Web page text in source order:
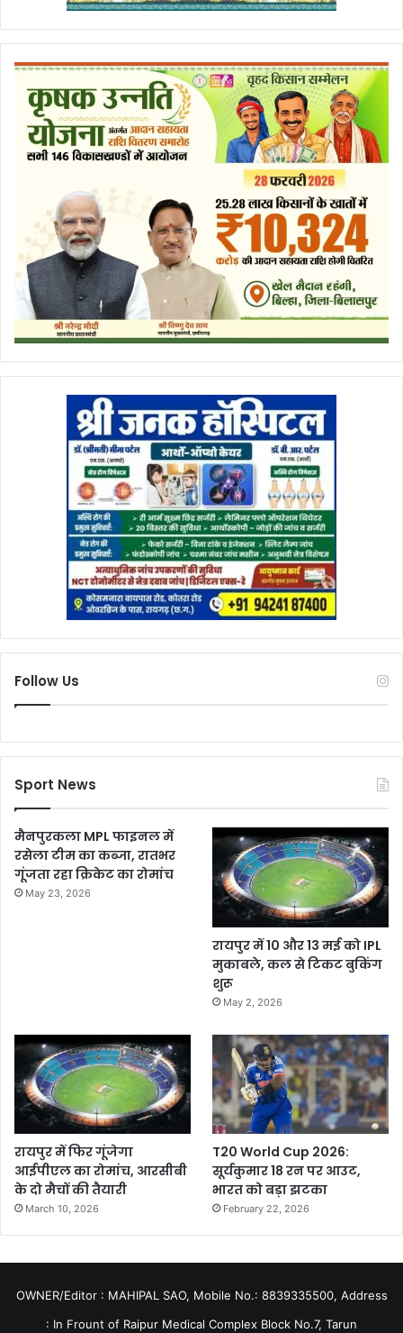
Follow Us
Sport News
मैनपुरकला MPL फाइनल में
रसेला टीम का कब्जा, रातभर
गूंजता रहा क्रिकेट का रोमांच
May 23, 2026
रायपुर में 10 और 13 मई को IPL
मुकाबले, कल से टिकट बुकिंग
शुरू
May 2, 2026
रायपुर में फिर गूंजेगा
आईपीएल का रोमांच, आरसीबी
के दो मैचों की तैयारी
March 10, 2026
T20 World Cup 2026:
सूर्यकुमार 18 रन पर आउट,
भारत को बड़ा झटका
February 22, 2026
OWNER/Editor : MAHIPAL SAO, Mobile No.: 8839335500, Address
: In Frount of Raipur Medical Complex Block No.7, Tarun